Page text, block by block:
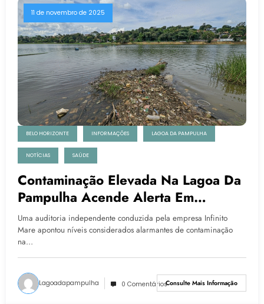
11 de novembro de 2025
BELO HORIZONTE INFORMAÇÕES LAGOA DA PAMPULHA
NOTÍCIAS SAÚDE
Contaminação Elevada Na Lagoa Da
Pampulha Acende Alerta Em
Auditoria Independente
Uma auditoria independente conduzida pela empresa Infinito
Mare apontou níveis considerados alarmantes de contaminação
na…
Lagoadapampulha 0 ComentáriosConsulte Mais Informação